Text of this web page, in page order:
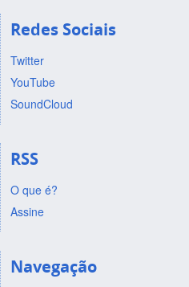
Redes Sociais
Twitter
YouTube
SoundCloud
RSS
O que é?
Assine
Navegação